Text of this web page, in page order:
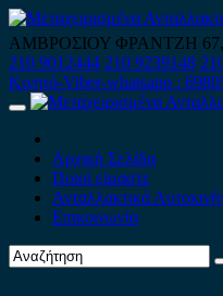
Skip
to
content
ΑΜΒΡΟΣΙΟΥ ΦΡΑΝΤΖΗ
210 9012444 210 9239148
Κινητό-Viber-whatsapp :
Primary
Αρχική Σελίδα
Ποιοί είμαστε
Ανταλλακτικά
Επικοινωνία